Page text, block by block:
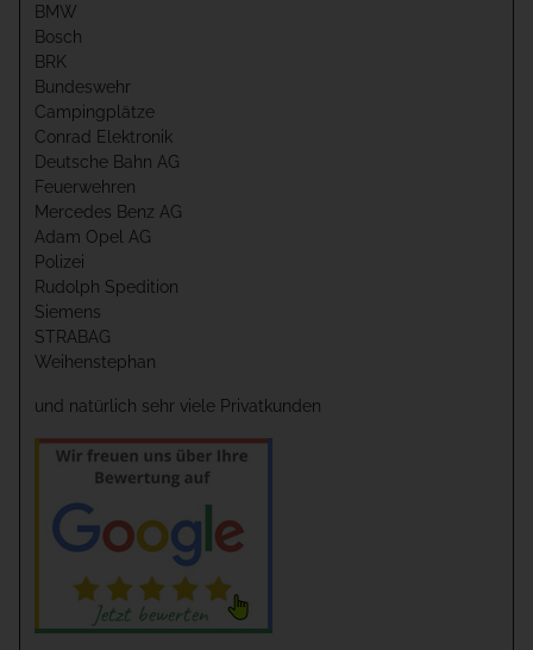
BMW
Bosch
BRK
Bundeswehr
Campingplätze
Conrad Elektronik
Deutsche Bahn AG
Feuerwehren
Mercedes Benz AG
Adam Opel AG
Polizei
Rudolph Spedition
Siemens
STRABAG
Weihenstephan
und natürlich sehr viele Privatkunden